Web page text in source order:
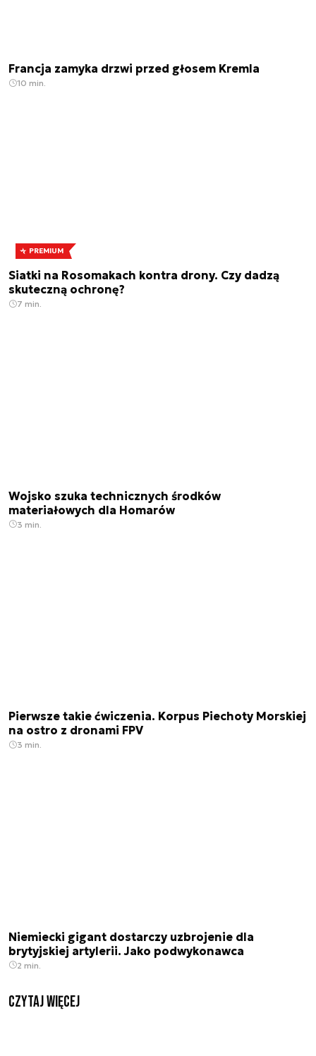
Francja zamyka drzwi przed głosem Kremla
10 min.
PREMIUM
Siatki na Rosomakach kontra drony. Czy dadzą
skuteczną ochronę?
7 min.
Wojsko szuka technicznych środków
materiałowych dla Homarów
3 min.
Pierwsze takie ćwiczenia. Korpus Piechoty Morskiej
na ostro z dronami FPV
3 min.
Niemiecki gigant dostarczy uzbrojenie dla
brytyjskiej artylerii. Jako podwykonawca
2 min.
czytaj więcej